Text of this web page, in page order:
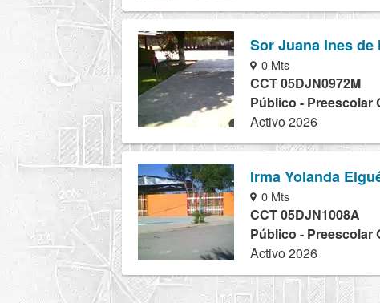
Sor Juana Ines de
0 Mts
CCT 05DJN0972M
Público - Preescolar
Activo 2026
Irma Yolanda
0 Mts
CCT 05DJN1008A
Público - Preescolar
Activo 2026